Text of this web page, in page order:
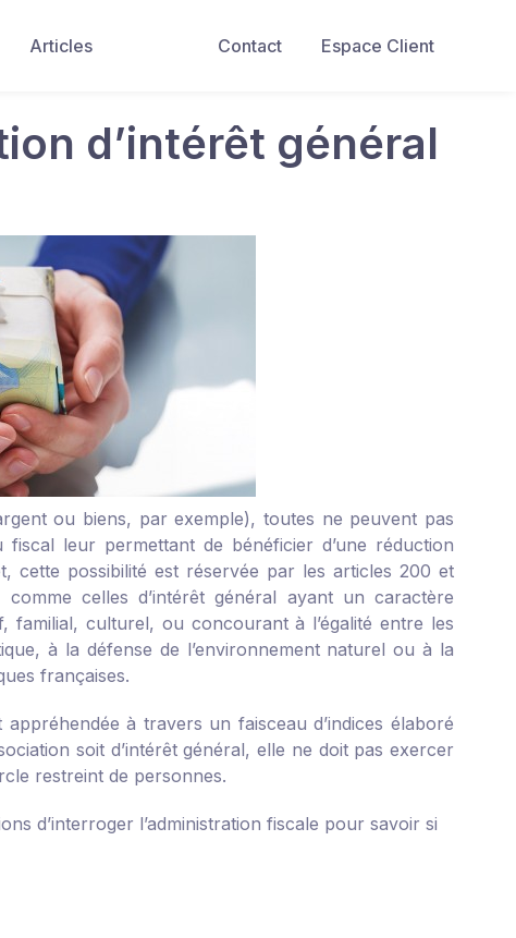
Contact
Espace Client
Articles
d’intérêt général
ou biens, par exemple), toutes ne peuvent pas
leur permettant de bénéficier d’une réduction
cette possibilité est réservée par les articles 200 et
celles d’intérêt général ayant un caractère
familial, culturel, ou concourant à l’égalité entre les
à la défense de l’environnement naturel ou à la
françaises.
à travers un faisceau d’indices élaboré
soit d’intérêt général, elle ne doit pas exercer
restreint de personnes.
d’interroger l’administration fiscale pour savoir si